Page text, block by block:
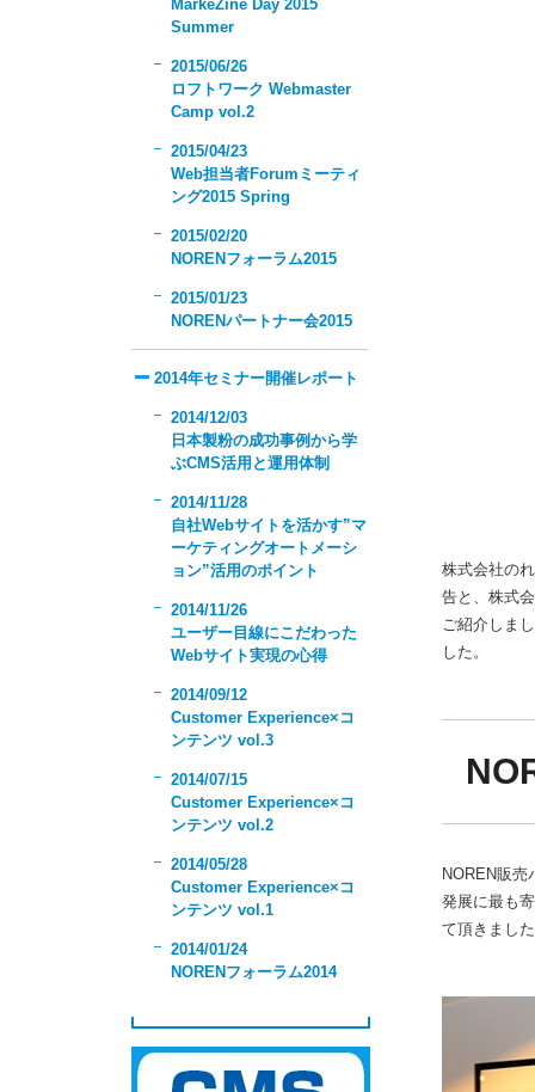
株式会社の
告と、株式
ご紹介しま
した。
NOREN販
発展に最も
て頂きまし
MarkeZine Day 2015
Summer
2015/06/26
ロフトワーク Webmaster
Camp vol.2
2015/04/23
Web担当者Forumミーティ
ング2015 Spring
2015/02/20
NORENフォーラム2015
2015/01/23
NORENパートナー会2015
2014年セミナー開催レポート
2014/12/03
日本製粉の成功事例から学
ぶCMS活用と運用体制
2014/11/28
自社Webサイトを活かす”マ
ーケティングオートメーシ
ョン”活用のポイント
2014/11/26
ユーザー目線にこだわった
Webサイト実現の心得
2014/09/12
Customer Experience×コ
ンテンツ vol.3
2014/07/15
Customer Experience×コ
ンテンツ vol.2
2014/05/28
Customer Experience×コ
ンテンツ vol.1
2014/01/24
NORENフォーラム2014